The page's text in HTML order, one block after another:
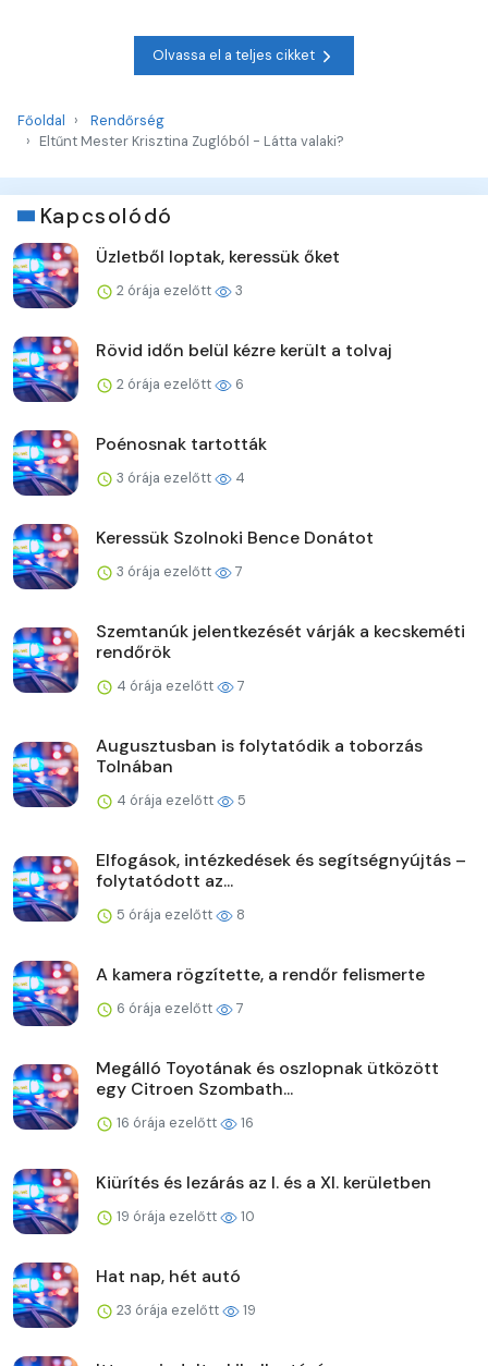
Olvassa el a teljes cikket
Főoldal
Rendőrség
Eltűnt Mester Krisztina Zuglóból - Látta valaki?
Kapcsolódó
Üzletből loptak, keressük őket
2 órája ezelőtt 3
Rövid időn belül kézre került a tolvaj
2 órája ezelőtt 6
Poénosnak tartották
3 órája ezelőtt 4
Keressük Szolnoki Bence Donátot
3 órája ezelőtt 7
Szemtanúk jelentkezését várják a kecskeméti
rendőrök
4 órája ezelőtt 7
Augusztusban is folytatódik a toborzás
Tolnában
4 órája ezelőtt 5
Elfogások, intézkedések és segítségnyújtás –
folytatódott az...
5 órája ezelőtt 8
A kamera rögzítette, a rendőr felismerte
6 órája ezelőtt 7
Megálló Toyotának és oszlopnak ütközött
egy Citroen Szombath...
16 órája ezelőtt 16
Kiürítés és lezárás az I. és a XI. kerületben
19 órája ezelőtt 10
Hat nap, hét autó
23 órája ezelőtt 19